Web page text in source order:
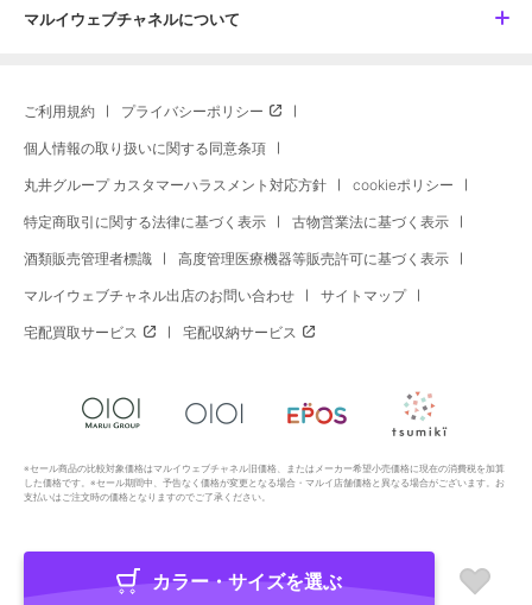
マルイウェブチャネルについて
ご利用規約 プライバシーポリシー
個人情報の取り扱いに関する同意条項
丸井グループ カスタマーハラスメント対応方針 cookieポリシー
特定商取引に関する法律に基づく表示 古物営業法に基づく表示
酒類販売管理者標識 高度管理医療機器等販売許可に基づく表示
マルイウェブチャネル出店のお問い合わせ サイトマップ
宅配買取サービス 宅配収納サービス
※セール商品の比較対象価格はマルイウェブチャネル旧価格、またはメーカー希望小売価格に現在の消費税を加算
した価格です。※セール期間中、予告なく価格が変更となる場合・マルイ店舗価格と異なる場合がございます。お
支払いはご注文時の価格となりますのでご了承ください。
Copyright All Rights Reserved. MARUI Co., Ltd
カラー・サイズを選ぶ